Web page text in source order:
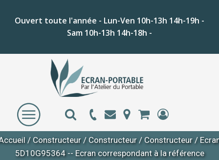
Ouvert toute l'année - Lun-Ven 10h-13h 14h-19h -
Sam 10h-13h 14h-18h -
/ Constructeur / Constructeur / Constructeur /
5D10G95364 -- Ecran correspondant à la référence